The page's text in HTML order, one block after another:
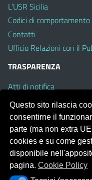
L’USR Sicilia
Codici di
Contatti
Ufficio Relazioni con il
TRASPARENZA
Atti di notifica
Albo on line
Amministrazione
Obiettivi di Accessibilità
Portale realizzato con la
Questo sito rilascia
consentirne il
parte (ma non extra
cookies e su come
disponibile
pagina.Cookie Policy